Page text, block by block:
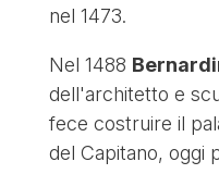
nel 1473.
Nel 1488
dell'architetto e
fece costruire il
del Capitano, oggi